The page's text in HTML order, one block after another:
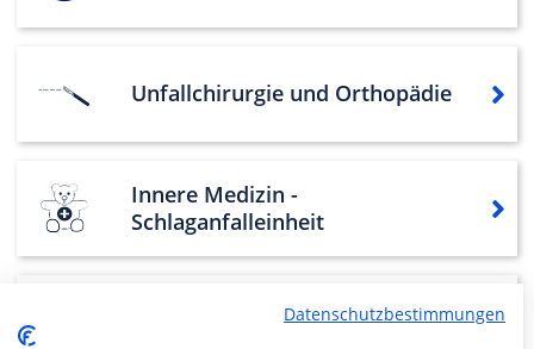
Unfallchirurgie und Orthopädie
Innere Medizin -
Schlaganfalleinheit
Innere Medizin - Pneumologie
Datenschutzbestimmungen